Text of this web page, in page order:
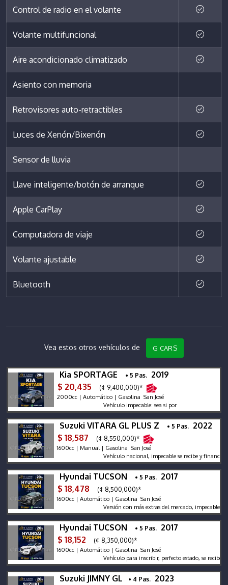
Control de radio en el volante
Volante multifuncional
Aire acondicionado climatizado
Asiento con memoria
Retrovisores auto-retractibles
Luces de Xenón/Bixenón
Sensor de lluvia
Llave inteligente/botón de arranque
Apple CarPlay
Computadora de viaje
Volante ajustable
Bluetooth
Vea estos otros vehículos de G CARS
Kia SPORTAGE • 5 Pas. 2019
$ 20,435
(¢ 9,400,000)*
2000cc | Automático | Gasolina San José
Vehículo impecable: sea si por
Suzuki VITARA GL PLUS Z • 5 Pas. 2022
$ 18,587
(¢ 8,550,000)*
1600cc | Manual | Gasolina San José
Vehículo nacional, impecable se recibe y financia,
Hyundai TUCSON • 5 Pas. 2017
$ 18,478
(¢ 8,500,000)*
1600cc | Automático | Gasolina San José
Versión con más extras del mercado, impecable, se
Hyundai TUCSON • 5 Pas. 2017
$ 18,152
(¢ 8,350,000)*
1600cc | Automático | Gasolina San José
Vehículo para inscribir, perfecto estado, se recibe y
Suzuki JIMNY GL • 4 Pas. 2023